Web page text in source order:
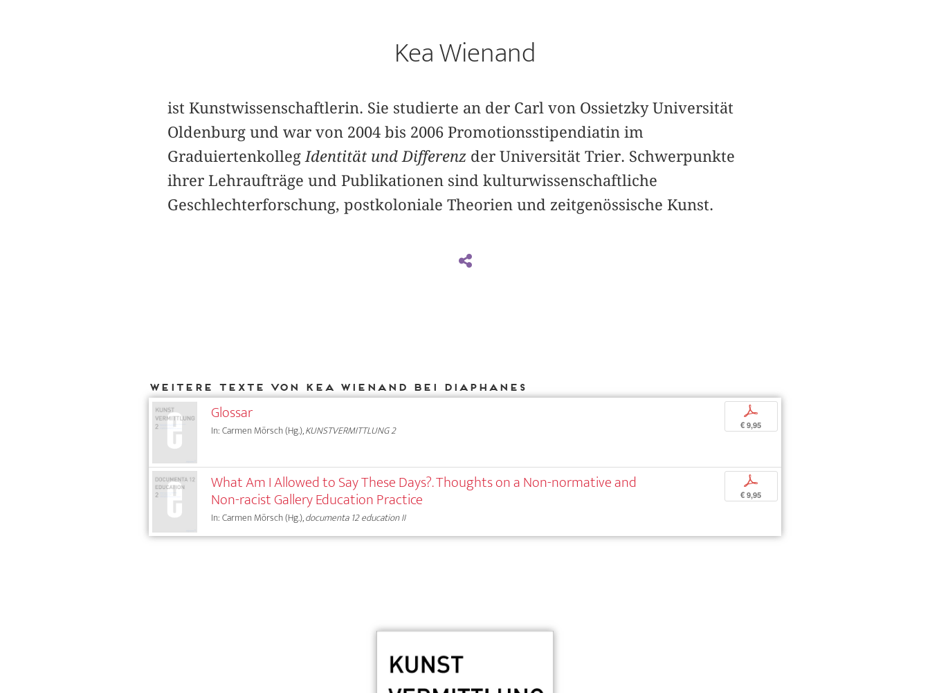
Kea Wienand
ist Kunstwissenschaftlerin. Sie studierte an der Carl von Ossietzky Universität
Oldenburg und war von 2004 bis 2006 Promotionsstipendiatin im
Graduiertenkolleg Identität und Differenzder Universität Trier. Schwerpunkte
ihrer Lehraufträge und Publikationen sind kulturwissenschaftliche
Geschlechterforschung, postkoloniale Theorien und zeitgenössische Kunst.
Weitere Texte von Kea Wienand bei DIAPHANES
Glossar
In: Carmen Mörsch (Hg.),KUNSTVERMITTLUNG 2
p
€ 9,95
What Am I Allowed to Say These Days?. Thoughts on a Non-normative and
Non-racist Gallery Education Practice
In: Carmen Mörsch (Hg.),documenta 12 education II
p
€ 9,95